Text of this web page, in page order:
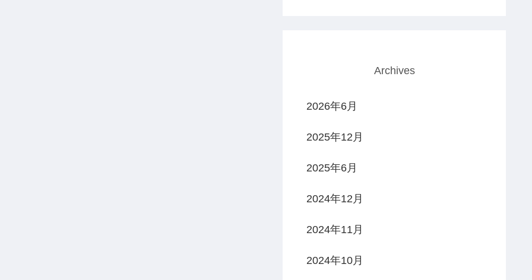
Archives
2026年6月
2025年12月
2025年6月
2024年12月
2024年11月
2024年10月